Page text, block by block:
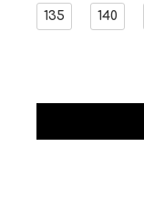
135 140